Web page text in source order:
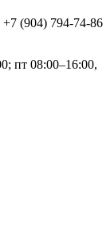
(904) 794-74-86
пт 08:00–16:00,